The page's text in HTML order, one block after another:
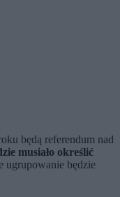
będą referendum nad
musiało określić
ugrupowanie będzie